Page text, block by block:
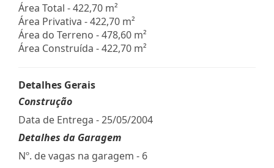
Área Total - 422,70 m²
Área Privativa - 422,70 m²
Área do Terreno - 478,60 m²
Área Construída - 422,70 m²
Detalhes Gerais
Construção
Data de Entrega - 25/05/2004
Detalhes da Garagem
Nº. de vagas na garagem - 6